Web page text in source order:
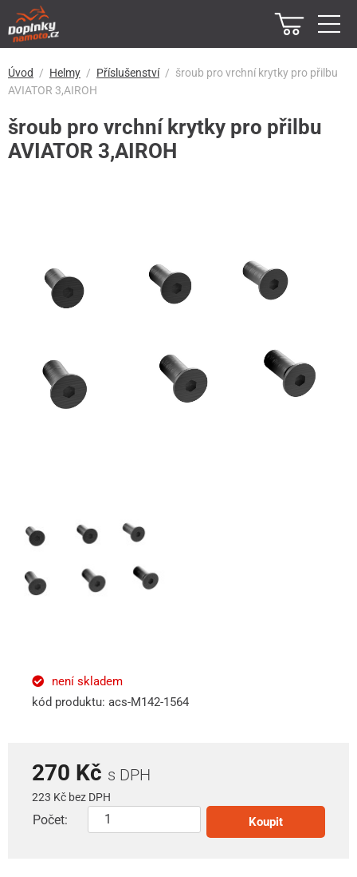
Úvod Helmy Příslušenství
šroub pro vrchní krytky pro přilbu
AVIATOR 3,AIROH
šroub pro vrchní krytky pro přilbu
AVIATOR 3,AIROH
není skladem
kód produktu: acs-M142-1564
270 Kč s DPH
223 Kč bez DPH
Počet: Koupit